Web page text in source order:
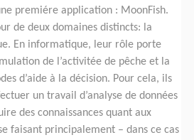
premiére application : MoonFish.
de deux domaines distincts: la
En informatique, leur rôle porte
de l’activitée de pêche et la
d’aide à la décision. Pour cela, ils
un travail d’analyse de données
des connaissances quant aux
faisant principalement – dans ce cas